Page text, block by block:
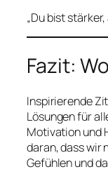
„Du bist
Fazit:
Inspirierende
Lösungen für
Motivation und
daran, dass wir
Gefühlen und